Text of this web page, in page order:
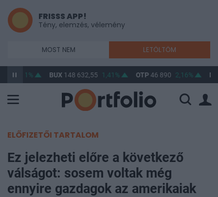
FRISSS APP!
Tény, elemzés, vélemény
MOST NEM LETÖLTÖM
0,11% BUX148 632,55 1,41% OTP46 890 2,16%
ELŐFIZETŐI TARTALOM
Ez jelezheti előre a következő
válságot: sosem voltak még
ennyire gazdagok az amerikaiak